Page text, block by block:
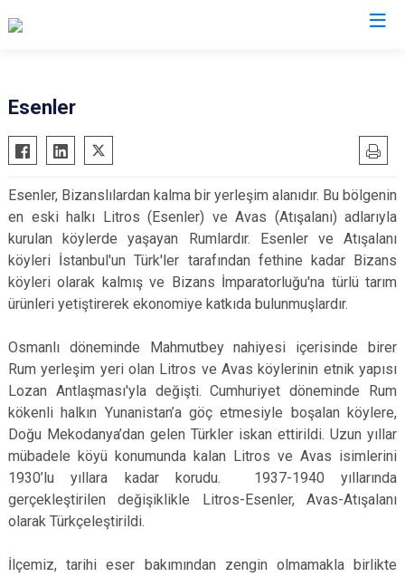
Adalar
Avcılar
Bağcılar
Bahçelievler
Bakırköy
Bayrampaşa
Beşiktaş
Beykoz
Beyoğlu
Büyükçekmece
Çatalca
Esenler
Eyüpsultan
Güngören
Kadıköy
Kağıthane
Kartal
Küçükçekmece
Maltepe
Pendik
Sarıyer
Şile
Silivri
Şişli
Ümraniye
Üsküdar
Zeytinburnu
Arnavutköy
Ataşehir
Başakşehir
Beylikdüzü
Çekmeköy
Esenyurt
Sancaktepe
Sultangazi
Esenler
Esenler, Bizanslılardan kalma bir yerleşim alanıdır. Bu bölgenin
en eski halkı Litros (Esenler) ve Avas (Atışalanı) adlarıyla
kurulan köylerde yaşayan Rumlardır. Esenler ve Atışalanı
köyleri İstanbul'un Türk'ler tarafından fethine kadar Bizans
köyleri olarak kalmış ve Bizans İmparatorluğu'na türlü tarım
ürünleri yetiştirerek ekonomiye katkıda bulunmuşlardır.
Osmanlı döneminde Mahmutbey nahiyesi içerisinde birer
Rum yerleşim yeri olan Litros ve Avas köylerinin etnik yapısı
Lozan Antlaşması'yla değişti. Cumhuriyet döneminde Rum
kökenli halkın Yunanistan’a göç etmesiyle boşalan köylere,
Doğu Mekodanya’dan gelen Türkler iskan ettirildi. Uzun yıllar
mübadele köyü konumunda kalan Litros ve Avas isimlerini
1930’lu yıllara kadar korudu. 1937-1940 yıllarında
gerçekleştirilen değişiklikle Litros-Esenler, Avas-Atışalanı
olarak Türkçeleştirildi.
İlçemiz, tarihi eser bakımından zengin olmamakla birlikte